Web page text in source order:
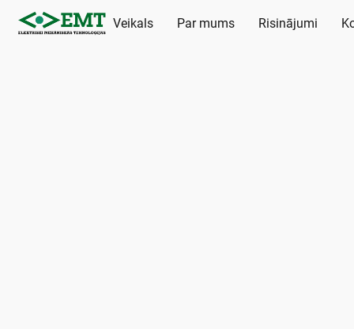
Veikals Par mums Risinājumi